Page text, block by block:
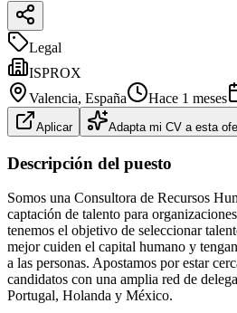
Legal
ISPROX
Valencia, España Hace 1 meses
Aplicar Adapta mi CV a esta
Descripción del puesto
Somos una Consultora de Recursos
captación de talento para
tenemos el objetivo de seleccionar
mejor cuiden el capital humano y
a las personas. Apostamos por estar
candidatos con una amplia red de
Portugal, Holanda y México.